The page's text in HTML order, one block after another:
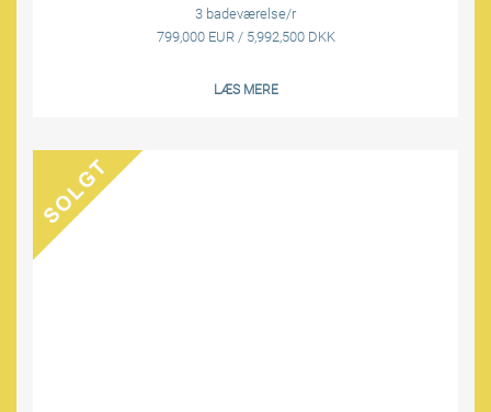
3 badeværelse/r
799,000 EUR / 5,992,500 DKK
LÆS MERE